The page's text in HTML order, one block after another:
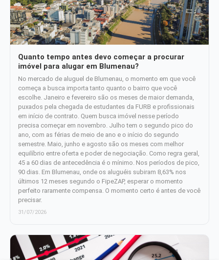
Quanto tempo antes devo começar a procurar
imóvel para alugar em Blumenau?
No mercado de aluguel de Blumenau, o momento em que você
começa a busca importa tanto quanto o bairro que você
escolhe. Janeiro e fevereiro são os meses de maior demanda,
puxados pela chegada de estudantes da FURB e profissionais
em início de contrato. Quem busca imóvel nesse período
precisa começar em novembro. Julho tem o segundo pico do
ano, com as férias de meio de ano e o início do segundo
semestre. Maio, junho e agosto são os meses com melhor
equilíbrio entre oferta e poder de negociação. Como regra geral,
45 a 60 dias de antecedência é o mínimo. Nos períodos de pico,
90 dias. Em Blumenau, onde os aluguéis subiram 8,63% nos
últimos 12 meses segundo o FipeZAP, esperar o momento
perfeito raramente compensa. O momento certo é antes de você
precisar.
31/07/2026